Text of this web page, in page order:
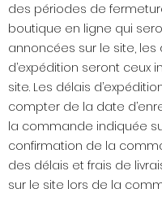
des périodes de
boutique en ligne qui
annoncées sur le site, les
d’expédition seront ceux
site. Les délais
compter de la date
la commande indiquée
confirmation de la
des délais et frais de
sur le site lors de la